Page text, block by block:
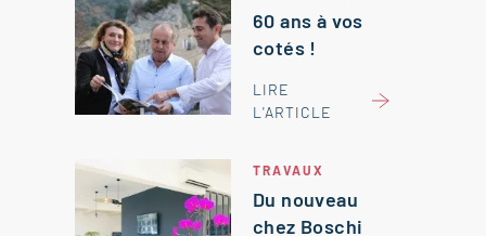
60 ans à vos
cotés !
LIRE
L'ARTICLE
TRAVAUX
Du nouveau
chez Boschi